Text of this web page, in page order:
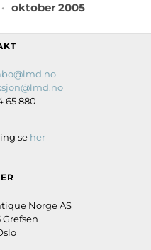
oktober 2005
65 880
se her
Norge AS
Grefsen